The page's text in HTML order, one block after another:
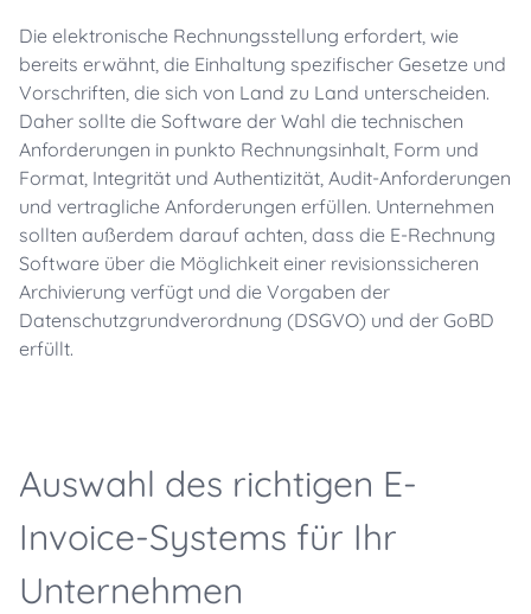
Die elektronische Rechnungsstellung erfordert, wie
bereits erwähnt, die Einhaltung spezifischer Gesetze und
Vorschriften, die sich von Land zu Land unterscheiden.
Daher sollte die Software der Wahl die technischen
Anforderungen in punkto Rechnungsinhalt, Form und
Format, Integrität und Authentizität, Audit-Anforderungen
und vertragliche Anforderungen erfüllen. Unternehmen
sollten außerdem darauf achten, dass die E-Rechnung
Software über die Möglichkeit einer revisionssicheren
Archivierung verfügt und die Vorgaben der
Datenschutzgrundverordnung (DSGVO) und der GoBD
erfüllt.
Auswahl des richtigen E-
Invoice-Systems für Ihr
Unternehmen